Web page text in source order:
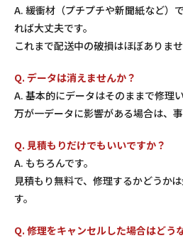
A. 緩衝材（プチプチや新聞紙など）
れば大丈夫です。
これまで配送中の破損はほぼありませ
Q. データは消えませんか？
A. 基本的にデータはそのままで修理い
万が一データに影響がある場合は、
Q. 見積もりだけでもいいですか？
A. もちろんです。
見積もり無料で、修理するかどうか
す。
Q. 修理をキャンセルした場合はどう